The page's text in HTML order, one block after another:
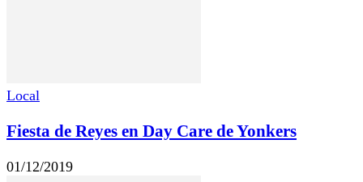
Local
Fiesta de Reyes en Day Care de Yonkers
01/12/2019